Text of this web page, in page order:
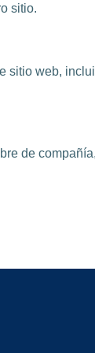
sitio.
sitio web,
de